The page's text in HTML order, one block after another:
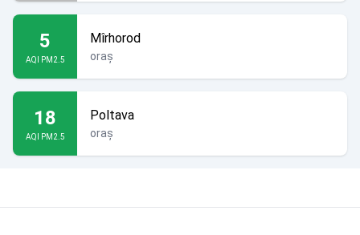
5
AQI PM2.5
Mîrhorod
oraș
18
AQI PM2.5
Poltava
oraș